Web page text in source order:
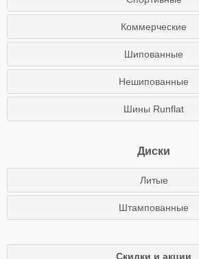
Коммерческие
Шипованные
Нешипованные
Шины Runflat
Диски
Литые
Штампованные
Скидки и акции